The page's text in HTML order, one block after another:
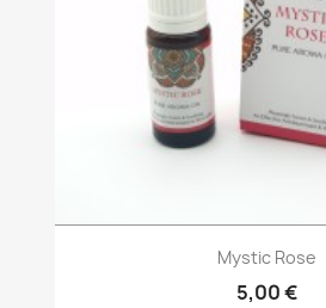
Vista rápida
Mystic Rose
5,00 €